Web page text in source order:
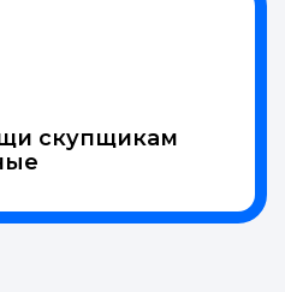
скупщикам